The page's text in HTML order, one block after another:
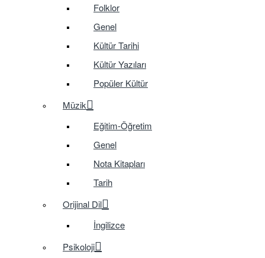
Folklor
Genel
Kültür Tarihi
Kültür Yazıları
Popüler Kültür
Müzik
Eğitim-Öğretim
Genel
Nota Kitapları
Tarih
Orijinal Dil
İngilizce
Psikoloji